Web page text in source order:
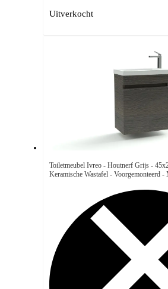
Uitverkocht
Toiletmeubel Ivreo - Houtnerf Grijs -
Keramische Wastafel - Voorgemonteerd